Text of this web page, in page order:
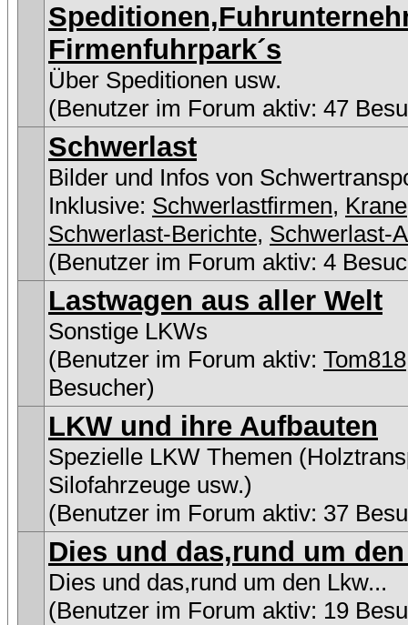
Firmenfuhrpark´s
Über Speditionen usw.
(Benutzer im Forum aktiv: 47
Schwerlast
Bilder und Infos von
Inklusive: Schwerlastfirmen, Krane
Schwerlast-Berichte, Schwerlast-
(Benutzer im Forum aktiv: 4
Lastwagen aus aller Welt
Sonstige LKWs
(Benutzer im Forum aktiv: Tom818
Besucher)
LKW und ihre Aufbauten
Spezielle LKW Themen
Silofahrzeuge usw.)
(Benutzer im Forum aktiv: 37
Dies und das,rund um
Dies und das,rund um den Lkw...
(Benutzer im Forum aktiv: 19